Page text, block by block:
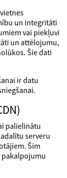
un integritāti
vai piekļuvi
un attēlojumu,
Šie dati
ir datu
palielinātu
serveru
Šim
pakalpojumu